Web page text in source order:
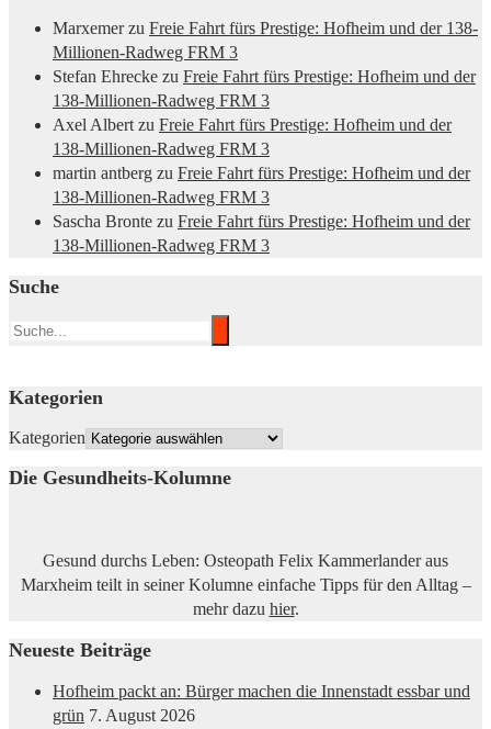
Marxemerzu Freie Fahrt fürs Prestige: Hofheim und der 138-
Millionen-Radweg FRM 3
Stefan Ehrecke zu Freie Fahrt fürs Prestige: Hofheim und der
138-Millionen-Radweg FRM 3
Axel Albertzu Freie Fahrt fürs Prestige: Hofheim und der
138-Millionen-Radweg FRM 3
martin antberg zu Freie Fahrt fürs Prestige: Hofheim und der
138-Millionen-Radweg FRM 3
Sascha Bronte zu Freie Fahrt fürs Prestige: Hofheim und der
138-Millionen-Radweg FRM 3
Suche
Kategorien
Kategorien
Die Gesundheits-Kolumne
Gesund durchs Leben: Osteopath Felix Kammerlander aus
Marxheim teilt in seiner Kolumne einfache Tipps für den Alltag –
mehr dazu hier.
Neueste Beiträge
Hofheim packt an: Bürger machen die Innenstadt essbar und
grün 7. August 2026